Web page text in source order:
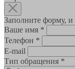
Заполните форму,
Ваше имя *
Телефон *
E-mail
Тип обращения *